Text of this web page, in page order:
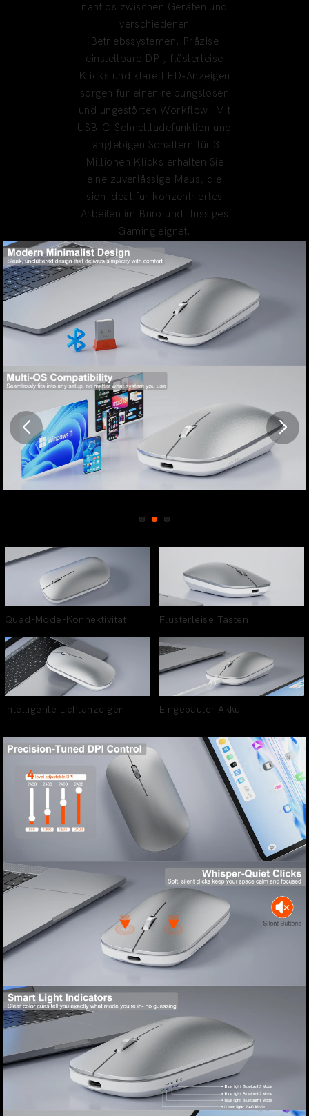
nahtlos zwischen Geräten und
verschiedenen
Betriebssystemen. Präzise
einstellbare DPI, flüsterleise
Klicks und klare LED-Anzeigen
sorgen für einen reibungslosen
und ungestörten Workflow. Mit
USB-C-Schnellladefunktion und
langlebigen Schaltern für 3
Millionen Klicks erhalten Sie
eine zuverlässige Maus, die
sich ideal für konzentriertes
Arbeiten im Büro und flüssiges
Gaming eignet.
Quad-Mode-Konnektivität Flüsterleise Tasten
Intelligente Lichtanzeigen Eingebauter Akku